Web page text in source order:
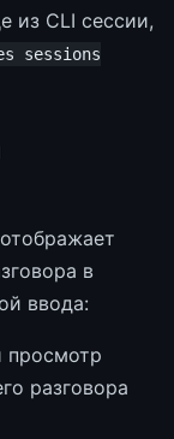
из CLI сессии,
sessions
в
ввода: